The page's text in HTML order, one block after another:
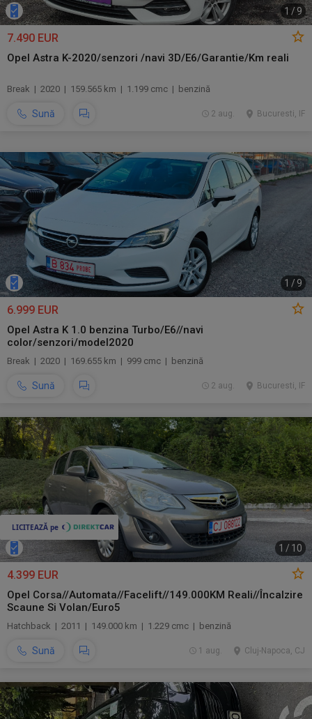
1 /9
7.490 EUR
Opel Astra K-2020/senzori /navi 3D/E6/Garantie/Km reali
Break | 2020 | 159.565 km | 1.199 cmc | benzină
Sună Bucuresti, IF
2 aug.
1 /9
6.999 EUR
Opel Astra K 1.0 benzina Turbo/E6//navi
color/senzori/model2020
Break | 2020 | 169.655 km | 999 cmc | benzină
Sună Bucuresti, IF
2 aug.
1 / 10
4.399 EUR
Opel Corsa//Automata//Facelift//149.000KM Reali//Încalzire
Scaune Si Volan/Euro5
Hatchback | 2011 | 149.000 km | 1.229 cmc | benzină
Sună Cluj-Napoca, CJ
1 aug.